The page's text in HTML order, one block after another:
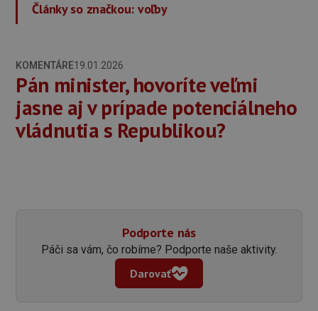
Články so značkou: voľby
KOMENTÁRE19.01.2026
Pán minister, hovoríte veľmi
jasne aj v prípade potenciálneho
vládnutia s Republikou?
Podporte nás
Páči sa vám, čo robíme? Podporte naše aktivity.
Darovať